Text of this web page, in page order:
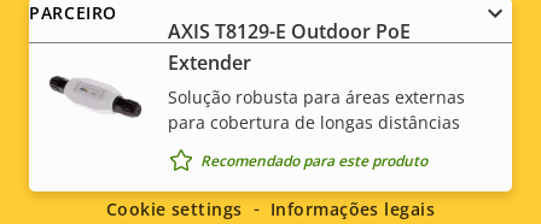
AXIS T8129-E Outdoor PoE
Extender
Solução robusta para áreas externas
para cobertura de longas distâncias
Recomendado para este produto
PARCEIRO
Social
menu
Cookie settings
Informações legais